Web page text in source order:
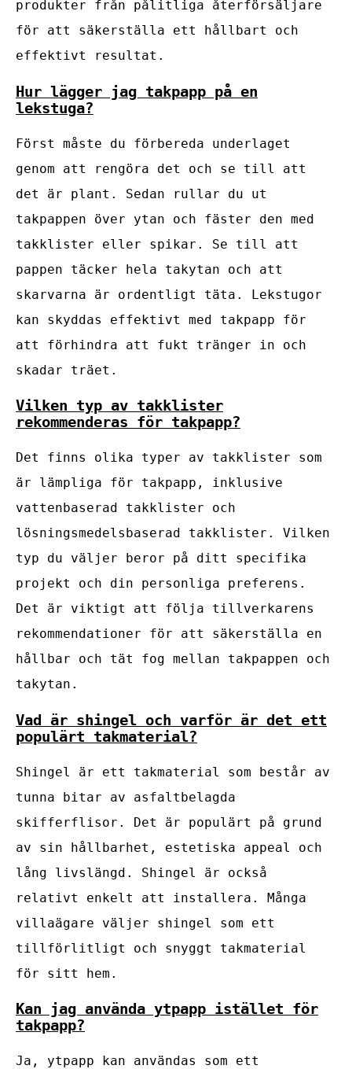
produkter från pålitliga återförsäljare
för att säkerställa ett hållbart och
effektivt resultat.
Hur lägger jag takpapp på en
lekstuga?
Först måste du förbereda underlaget
genom att rengöra det och se till att
det är plant. Sedan rullar du ut
takpappen över ytan och fäster den med
takklister eller spikar. Se till att
pappen täcker hela takytan och att
skarvarna är ordentligt täta. Lekstugor
kan skyddas effektivt med takpapp för
att förhindra att fukt tränger in och
skadar träet.
Vilken typ av takklister
rekommenderas för takpapp?
Det finns olika typer av takklister som
är lämpliga för takpapp, inklusive
vattenbaserad takklister och
lösningsmedelsbaserad takklister. Vilken
typ du väljer beror på ditt specifika
projekt och din personliga preferens.
Det är viktigt att följa tillverkarens
rekommendationer för att säkerställa en
hållbar och tät fog mellan takpappen och
takytan.
Vad är shingel och varför är det ett
populärt takmaterial?
Shingel är ett takmaterial som består av
tunna bitar av asfaltbelagda
skifferflisor. Det är populärt på grund
av sin hållbarhet, estetiska appeal och
lång livslängd. Shingel är också
relativt enkelt att installera. Många
villaägare väljer shingel som ett
tillförlitligt och snyggt takmaterial
för sitt hem.
Kan jag använda ytpapp istället för
takpapp?
Ja, ytpapp kan användas som ett